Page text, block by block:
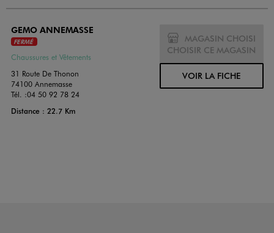
GEMO ANNEMASSE
FERMÉ
Chaussures et Vêtements
31 Route De Thonon
74100 Annemasse
Tél. :04 50 92 78 24
Distance : 22.7 Km
MAGASIN CHOISI
CHOISIR CE MAGASIN
VOIR LA FICHE